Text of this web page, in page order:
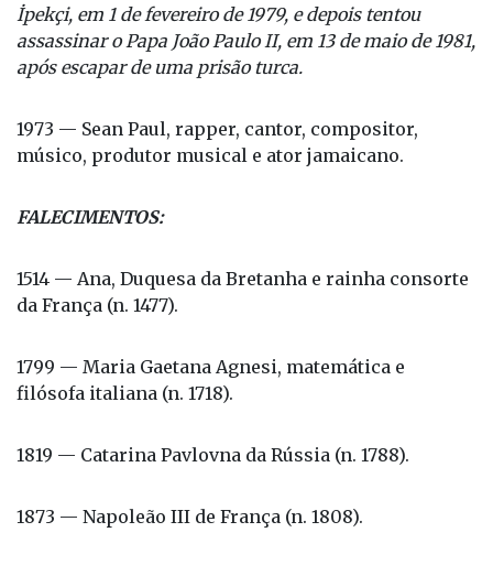
İpekçi, em 1 de fevereiro de 1979, e depois tentou
assassinar o Papa João Paulo II, em 13 de maio de 1981,
após escapar de uma prisão turca.
1973 — Sean Paul, rapper, cantor, compositor,
músico, produtor musical e ator jamaicano.
FALECIMENTOS:
1514 — Ana, Duquesa da Bretanha e rainha consorte
da França (n. 1477).
1799 — Maria Gaetana Agnesi, matemática e
filósofa italiana (n. 1718).
1819 — Catarina Pavlovna da Rússia (n. 1788).
1873 — Napoleão III de França (n. 1808).